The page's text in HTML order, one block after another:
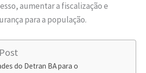
aumentar a fiscalização e
para a população.
do Detran BA para o